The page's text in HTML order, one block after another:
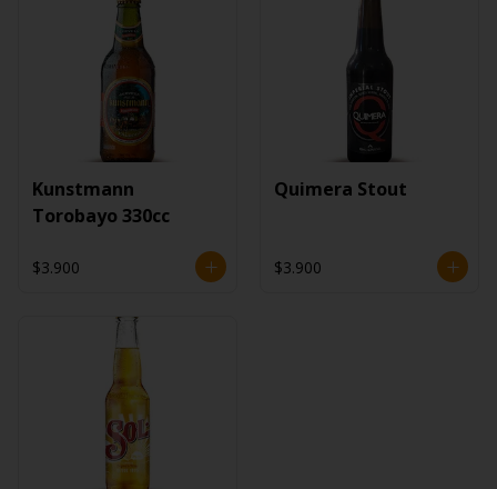
Kunstmann
Torobayo 330cc
$3.900
Quimera Stout
$3.900